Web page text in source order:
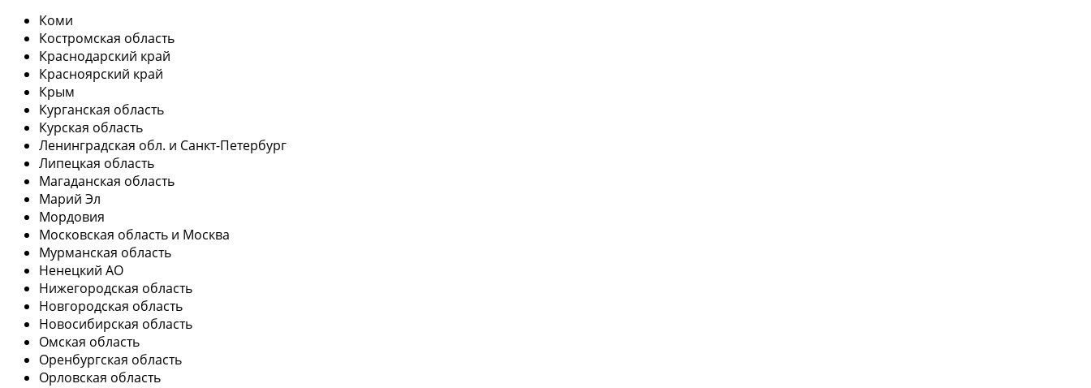
Коми
Костромская область
Краснодарский край
Красноярский край
Крым
Курганская область
Курская область
Ленинградская обл. и Санкт-Петербург
Липецкая область
Магаданская область
Марий Эл
Мордовия
Московская область и Москва
Мурманская область
Ненецкий АО
Нижегородская область
Новгородская область
Новосибирская область
Омская область
Оренбургская область
Орловская область